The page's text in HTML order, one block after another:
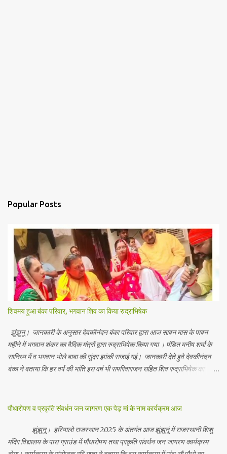
Popular Posts
शिवमय हुआ बंका परिवार, भगवान शिव का किया रुद्राभिषेक
झुंझुनू। जानकारी के अनुसार देवकीनंदन बंका परिवार द्वारा आज सावन मास के पावन
महीने में भगवान शंकर का वैदिक मंत्रों द्वारा रुद्राभिषेक किया गया । पंडित मनीष शर्मा के
सानिध्य में व भगवान भोले बाबा की सुंदर झांकी सजाई गई। जानकारी देते हुवे देवकीनंदन
बंका ने बताया कि हर वर्ष की भांति इस वर्ष भी सपरिवारजन सहित शिव रुद्राभिषेक का
भाविक, लाडो, मीना, रेनू, निर्मला, दीक्षा, मनीषा आदि सभी परिवार जन उपस्थित रहे।
guarantee the information is 100% accurate
पौधारोपण व प्रकृति संवर्धन जन जागरण एक पेड़ मां के नाम कार्यक्रम आज
झुंझुनू। हरियालो राजस्थान 2025 के अंतर्गत आज झुंझुनूं में राजस्थानी शिशु
मंदिर विद्यालय के पास ग्राउंड में पौधारोपण तथा प्रकृति संवर्धन जन जागरण कार्यक्रम